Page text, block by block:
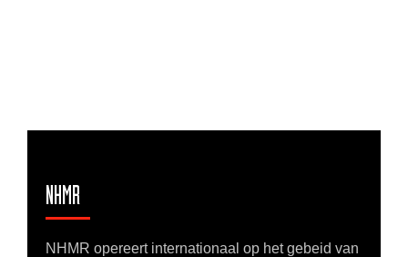
NHMR
NHMR opereert internationaal op het gebeid van